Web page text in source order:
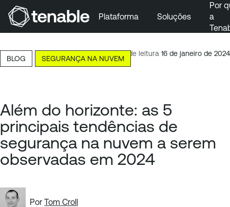
Ir para o conteúdo principal
Ir para o fim
Plataforma Soluções
Por
a
10 minutos de leitura 16 de janeiro de 2024
BLOG SEGURANÇA NA NUVEM
Além do horizonte: as 5
principais tendências de
segurança na nuvem a serem
observadas em 2024
Por Tom Croll